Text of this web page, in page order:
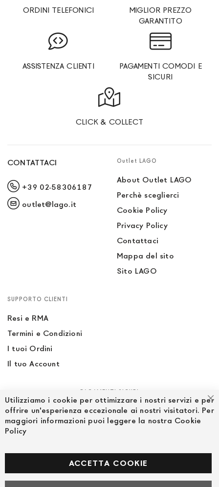
ORDINI TELEFONICI
MIGLIOR PREZZO
GARANTITO
ASSISTENZA CLIENTI
PAGAMENTI COMODI E
SICURI
CLICK & COLLECT
CONTATTACI
+39 02-58306187
outlet@lago.it
Outlet LAGO
About Outlet LAGO
Perchè sceglierci
Cookie Policy
Privacy Policy
Contattaci
Mappa del sito
Sito LAGO
SUPPORTO CLIENTI
Resi e RMA
Termini e Condizioni
I tuoi Ordini
Il tuo Account
PAGAMENTI SICURI
Facebook
Utilizziamo i cookie per ottimizzare i nostri servizi e per
offrire un'esperienza eccezionale ai nostri visitatori. Per
maggiori informazioni puoi leggere la nostra Cookie
Policy
ACCETTA COOKIE